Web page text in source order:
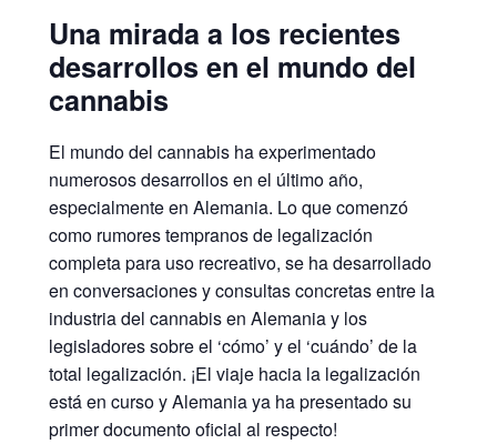
Una mirada a los recientes
desarrollos en el mundo del
cannabis
El mundo del cannabis ha experimentado
numerosos desarrollos en el último año,
especialmente en Alemania. Lo que comenzó
como rumores tempranos de legalización
completa para uso recreativo, se ha desarrollado
en conversaciones y consultas concretas entre la
industria del cannabis en Alemania y los
legisladores sobre el ‘cómo’ y el ‘cuándo’ de la
total legalización. ¡El viaje hacia la legalización
está en curso y Alemania ya ha presentado su
primer documento oficial al respecto!